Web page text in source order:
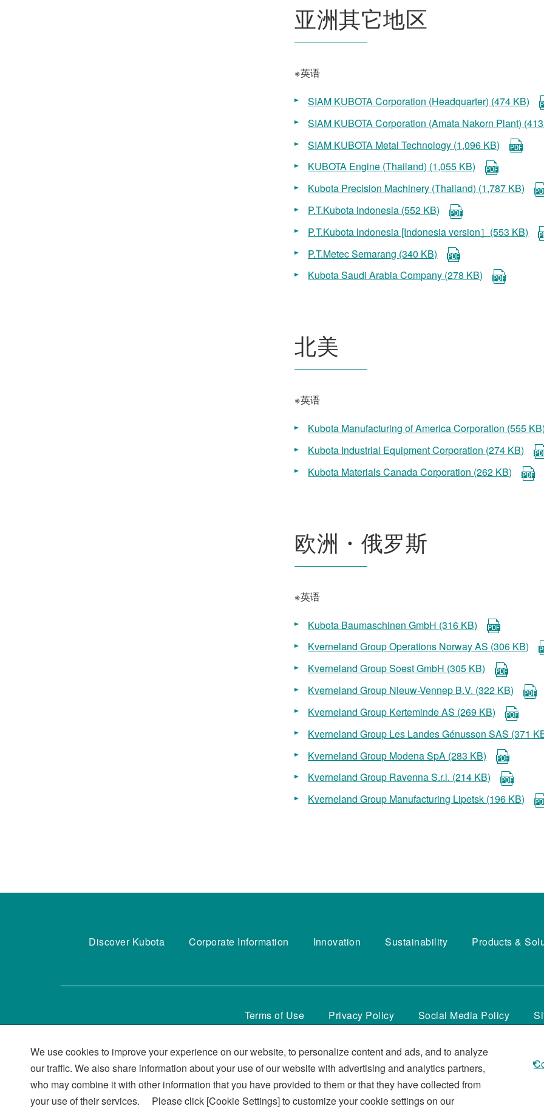
亚洲其它地区
※英语
SIAM KUBOTA Corporation (Headquarter) (474 KB)
SIAM KUBOTA Corporation (Amata Nakorn Plant)
SIAM KUBOTA Metal Technology (1,096 KB)
KUBOTA Engine (Thailand) (1,055 KB)
Kubota Precision Machinery (Thailand) (1,787 KB)
P.T.Kubota lndonesia (552 KB)
P.T.Kubota lndonesia [Indonesia version］(553 KB)
P.T.Metec Semarang (340 KB)
Kubota Saudi Arabia Company (278 KB)
北美
※英语
Kubota Manufacturing of America Corporation (555
Kubota Industrial Equipment Corporation (274 KB)
Kubota Materials Canada Corporation (262 KB)
欧洲・俄罗斯
※英语
Kubota Baumaschinen GmbH (316 KB)
Kverneland Group Operations Norway AS (306 KB)
Kverneland Group Soest GmbH (305 KB)
Kverneland Group Nieuw-Vennep B.V. (322 KB)
Kverneland Group Kerteminde AS (269 KB)
Kverneland Group Les Landes Génusson SAS (371
Kverneland Group Modena SpA (283 KB)
Kverneland Group Ravenna S.r.l. (214 KB)
Kverneland Group Manufacturing Lipetsk (196 KB)
Discover Kubota Corporate Information Innovation Sustainability Products &
Terms of Use Privacy Policy Social Media Policy
KUBOTA Corporation
We use cookies to improve your experience on our website, to personalize content and ads, and to analyze
our traffic. We also share information about your use of our website with advertising and analytics partners,
who may combine it with other information that you have provided to them or that they have collected from
your use of their services. Please click [Cookie Settings] to customize your cookie settings on our